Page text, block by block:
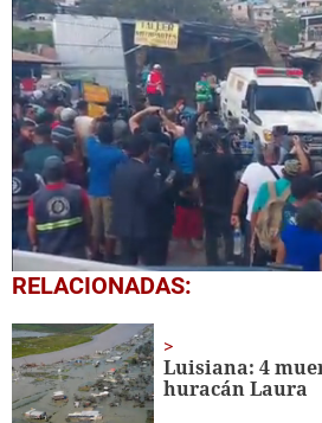
0
seconds
4
minutes,
21
seconds
RELACIONADAS:
Luisiana: 4
huracán Laura